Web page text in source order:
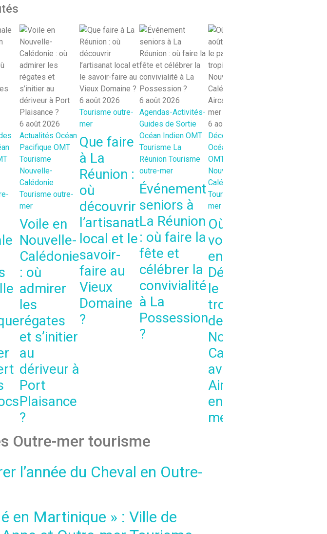
6 août 2026
Actualités Océan
Pacifique OMT
Tourisme
Nouvelle-
Calédonie
Tourisme outre-
mer
Voile en
Nouvelle-
Calédonie
: où
admirer
les
régates
et s’initier
au
dériveur à
Port
Plaisance
?
6 août 2026
Tourisme outre-
mer
Que faire
à La
Réunion :
où
découvrir
l’artisanat
local et le
savoir-
faire au
Vieux
Domaine
?
6 août 2026
Agendas-Activités-
Guides de Sortie
Océan Indien OMT
Tourisme La
Réunion Tourisme
outre-mer
Événement
seniors à
La Réunion
: où faire la
fête et
célébrer la
convivialité
à La
Possession
?
6 août 2026
Découvertes
Océan Pacifique
OMT
Nouvelle-
Calédonie
Tourisme outre-
mer
Où
voyager
en août ?
Découvrir
le paradis
tropical
de
Nouvelle-
Calédonie
avec
Aircalin
en Outre-
mer
Outre-mer tourisme
l’année du Cheval en Outre-
en Martinique » : Ville de